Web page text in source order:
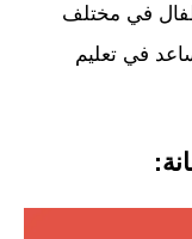
الأطفال في مختلف
في تعليم